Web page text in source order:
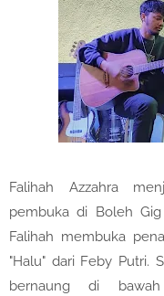
Falihah Azzahra
pembuka di Boleh
Falihah membuka
"Halu" dari Feby Putri.
bernaung di